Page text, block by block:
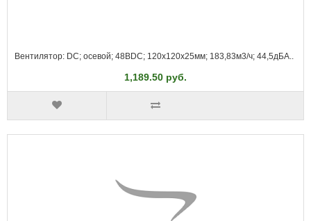
Вентилятор: DC; осевой; 48ВDC; 120x120x25мм; 183,83м3/ч; 44,5дБА..
1,189.50 руб.